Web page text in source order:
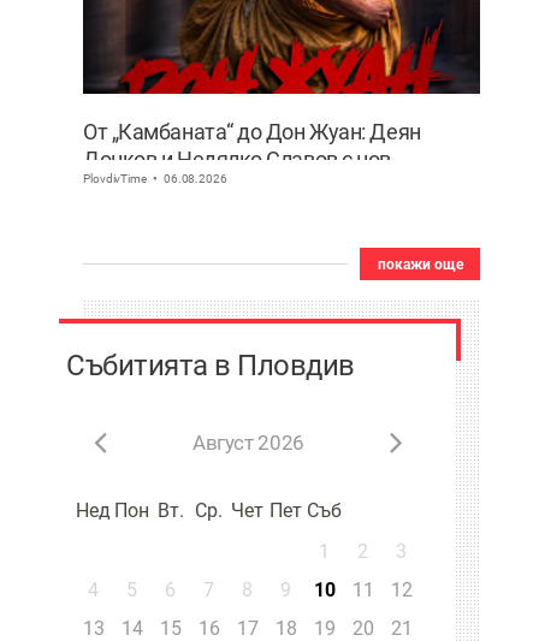
От „Камбаната“ до Дон Жуан: Деян
Донков и Недялко Славов с нов
съвместен проект в Пловдив
PlovdivTime 06.08.2026
покажи още
Събитията в Пловдив
Август 2026
Нед Пон Вт. Ср. Чет Пет Съб
1
2
3
4
5 6 7 8 9 10 11
12
13
14 15 16 17 18 19 20
21